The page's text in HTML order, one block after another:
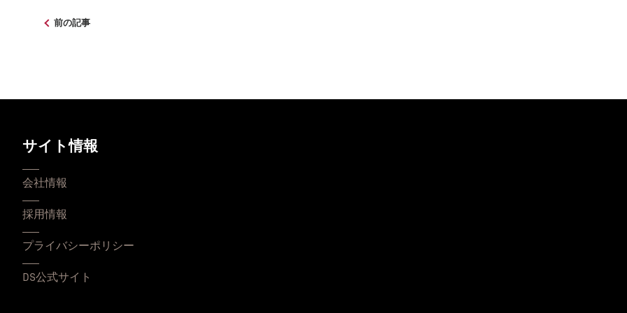
前の記事
サイト情報
会社情報
採用情報
プライバシーポリシー
DS公式サイト